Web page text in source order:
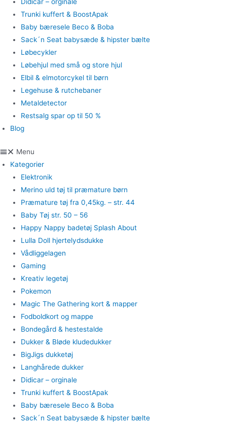
Trunki kuffert & BoostApak
Baby bæresele Beco & Boba
Sack´n Seat babysæde & hipster bælte
Løbecykler
Løbehjul med små og store hjul
Elbil & elmotorcykel til børn
Legehuse & rutchebaner
Metaldetector
Restsalg spar op til 50 %
Blog
Menu
Kategorier
Elektronik
Merino uld tøj til præmature børn
Præmature tøj fra 0,45kg. – str. 44
Baby Tøj str. 50 – 56
Happy Nappy badetøj Splash About
Lulla Doll hjertelydsdukke
Vådliggelagen
Gaming
Kreativ legetøj
Pokemon
Magic The Gathering kort & mapper
Fodboldkort og mappe
Bondegård & hestestalde
Dukker & Bløde kludedukker
BigJigs dukketøj
Langhårede dukker
Didicar – orginale
Trunki kuffert & BoostApak
Baby bæresele Beco & Boba
Sack´n Seat babysæde & hipster bælte